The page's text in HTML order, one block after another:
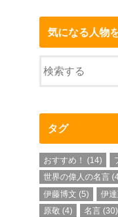
気になる人物
タグ
おすすめ！ (14)
世界の偉人の名言
伊藤博文 (5) 伊
原敬 (4) 名言 (30)